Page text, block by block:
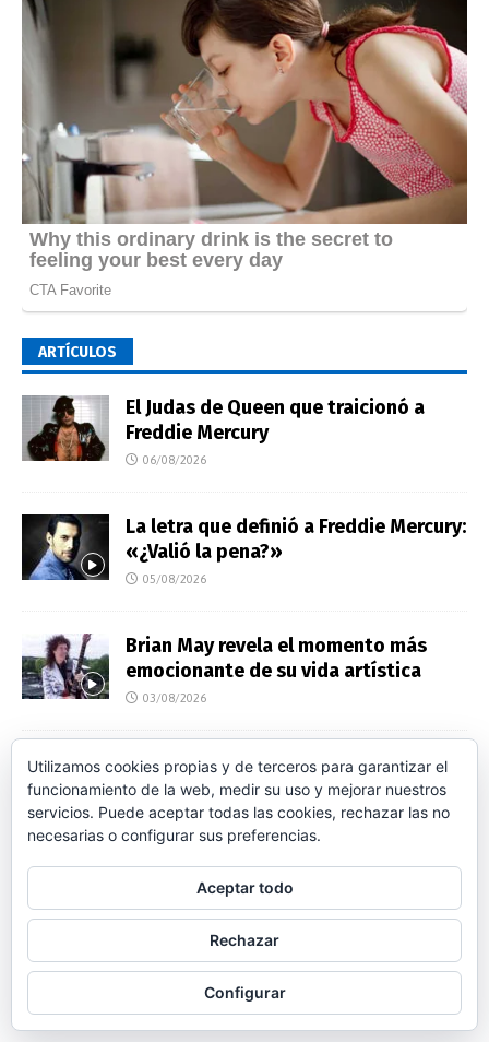
ARTÍCULOS
El Judas de Queen que traicionó a
Freddie Mercury
06/08/2026
La letra que definió a Freddie Mercury:
«¿Valió la pena?»
05/08/2026
Brian May revela el momento más
emocionante de su vida artística
03/08/2026
La canción de 1976 que Freddie
Mercury detestaba interpretar en
vivo
03/08/2026
El desencanto de Queen en Madrid 40
años después
03/08/2026
Utilizamos cookies propias y de terceros para garantizar el
funcionamiento de la web, medir su uso y mejorar nuestros
servicios. Puede aceptar todas las cookies, rechazar las no
necesarias o configurar sus preferencias.
Aceptar todo
Rechazar
Configurar